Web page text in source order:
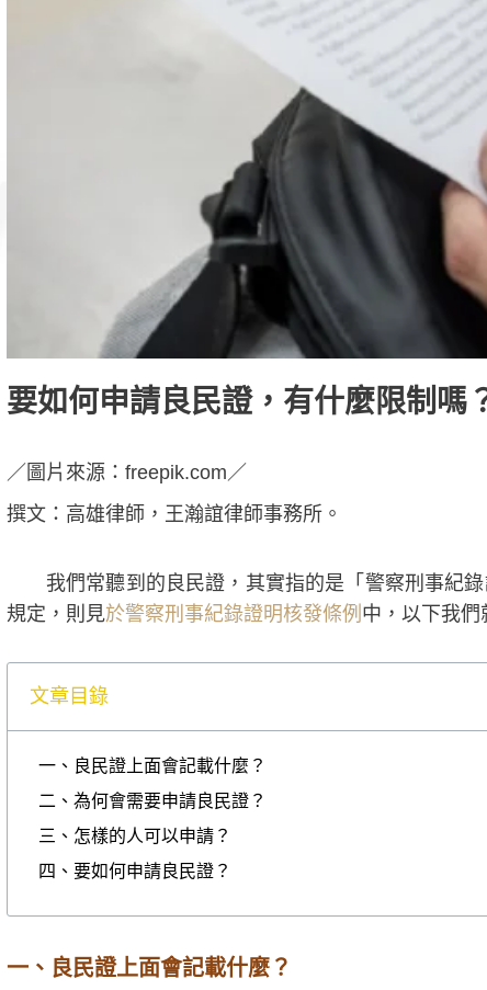
要如何申請良民證，有什麼限制嗎
／圖片來源：freepik.com／
撰文：高雄律師，王瀚誼律師事務所。
我們常聽到的良民證，其實指的是「警察刑事紀
規定，則見於警察刑事紀錄證明核發條例 中，以下我們
文章目錄
一、良民證上面會記載什麼？
二、為何會需要申請良民證？
三、怎樣的人可以申請？
四、要如何申請良民證？
一、良民證上面會記載什麼？